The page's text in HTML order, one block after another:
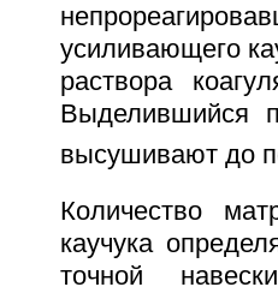
усиливающего
раствора
Выделившийся
высушивают до
Количество
каучука
точной